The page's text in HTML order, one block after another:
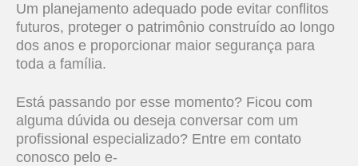
Um planejamento adequado pode evitar conflitos
futuros, proteger o patrimônio construído ao longo
dos anos e proporcionar maior segurança para
toda a família.
Está passando por esse momento? Ficou com
alguma dúvida ou deseja conversar com um
profissional especializado? Entre em contato
conosco pelo e-